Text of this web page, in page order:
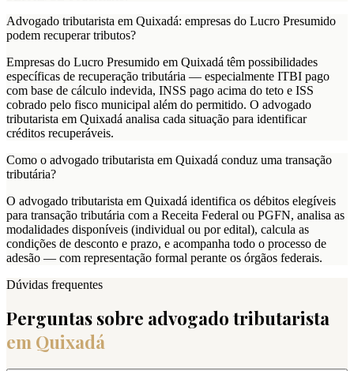
Advogado tributarista em Quixadá: empresas do Lucro Presumido
podem recuperar tributos?
Empresas do Lucro Presumido em Quixadá têm possibilidades
específicas de recuperação tributária — especialmente ITBI pago
com base de cálculo indevida, INSS pago acima do teto e ISS
cobrado pelo fisco municipal além do permitido. O advogado
tributarista em Quixadá analisa cada situação para identificar
créditos recuperáveis.
Como o advogado tributarista em Quixadá conduz uma transação
tributária?
O advogado tributarista em Quixadá identifica os débitos elegíveis
para transação tributária com a Receita Federal ou PGFN, analisa as
modalidades disponíveis (individual ou por edital), calcula as
condições de desconto e prazo, e acompanha todo o processo de
adesão — com representação formal perante os órgãos federais.
Dúvidas frequentes
Perguntas sobre advogado tributarista
em Quixadá